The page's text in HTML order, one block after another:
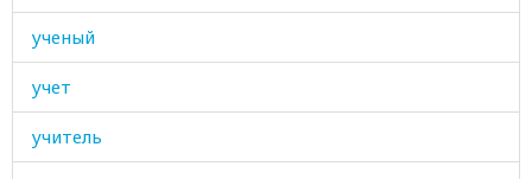
ученый
учет
учитель